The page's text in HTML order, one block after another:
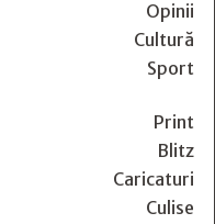
Opinii
Cultură
Sport
Print
Blitz
Caricaturi
Culise